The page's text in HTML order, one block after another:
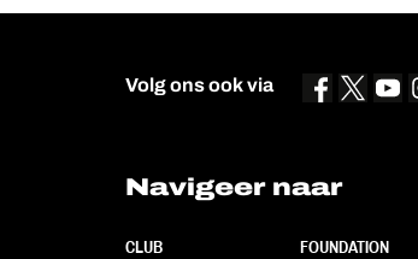
Volg ons ook via
Navigeer naar
CLUB
FOUNDATION